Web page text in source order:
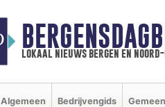
lokaal nieuws bergen en
Algemeen Bedrijvengids